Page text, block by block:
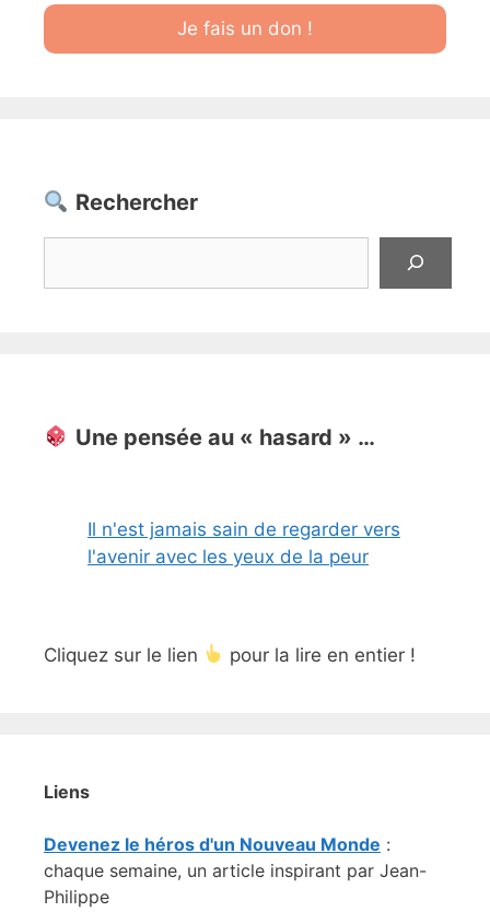
Je fais un don !
Rechercher
Une pensée au « hasard » …
Il n'est jamais sain de regarder vers
l'avenir avec les yeux de la peur
Cliquez sur le lien pour la lire en entier !
Liens
Devenez le héros d'un Nouveau Monde :
chaque semaine, un article inspirant par Jean-
Philippe